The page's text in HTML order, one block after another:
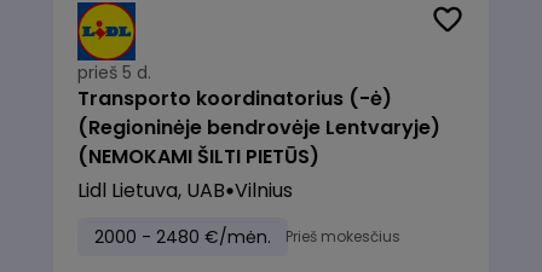
prieš 5 d.
Transporto koordinatorius (-ė)
(Regioninėje bendrovėje Lentvaryje)
(NEMOKAMI ŠILTI PIETŪS)
Lidl Lietuva, UAB Vilnius
2000 - 2480 €/mėn. Prieš mokesčius